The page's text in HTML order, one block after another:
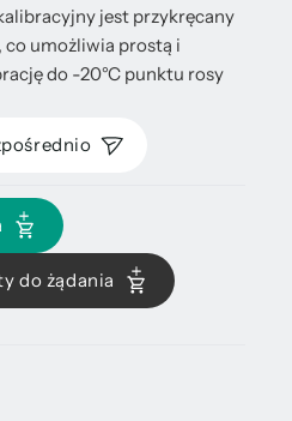
jest przykręcany
umożliwia prostą i
do -20°C punktu rosy
do żądania